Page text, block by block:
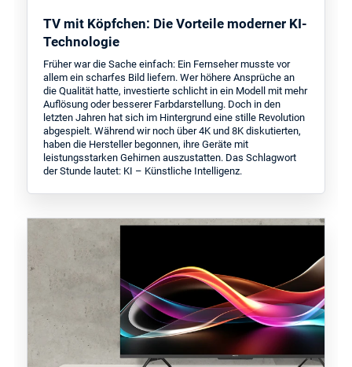
TV mit Köpfchen: Die Vorteile moderner KI-
Technologie
Früher war die Sache einfach: Ein Fernseher musste vor
allem ein scharfes Bild liefern. Wer höhere Ansprüche an
die Qualität hatte, investierte schlicht in ein Modell mit mehr
Auflösung oder besserer Farbdarstellung. Doch in den
letzten Jahren hat sich im Hintergrund eine stille Revolution
abgespielt. Während wir noch über 4K und 8K diskutierten,
haben die Hersteller begonnen, ihre Geräte mit
leistungsstarken Gehirnen auszustatten. Das Schlagwort
der Stunde lautet: KI – Künstliche Intelligenz.